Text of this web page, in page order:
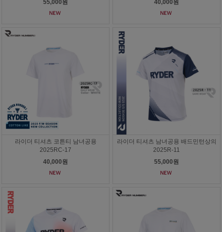
55,000원
40,000원
라이더 티셔츠 코튼티 남녀공용
2025RC-17
40,000원
라이더 티셔츠 남녀공용 배드민턴상의
2025R-11
55,000원